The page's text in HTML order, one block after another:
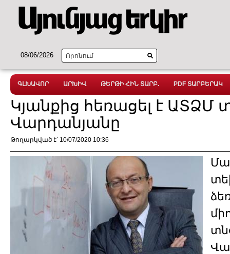
08/06/2026
ԳԼԽԱՎՈՐ ԱՐԽԻՎ ԹԵՐԹԻ ՀԻՆ ՏԱՐԲ. PDF ՏԱՐԲԵՐԱԿ
Կյանքից հեռացել է ԱՏՁՄ
Վարդանյանը
Թողարկված է՝ 10/07/2020 10:36